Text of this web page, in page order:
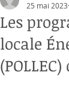
Les
locale
25 mai 2023